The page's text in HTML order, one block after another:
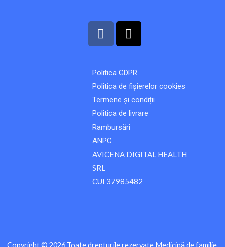
F
a
b
o
o
k
T
i
o
k
Politica GDPR
Politica de fișierelor cookies
Termene și condiții
Politica de livrare
Rambursări
ANPC
AVICENA DIGITAL HEALTH
SRL
CUI 37985482